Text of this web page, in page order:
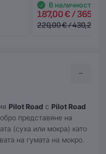
В наличност
187,00 € / 365,74
220,00 € / 430,28 лв.
Pilot Road с Pilot Road
представяне на
(суха или мокра) като
на гумата на мокро.